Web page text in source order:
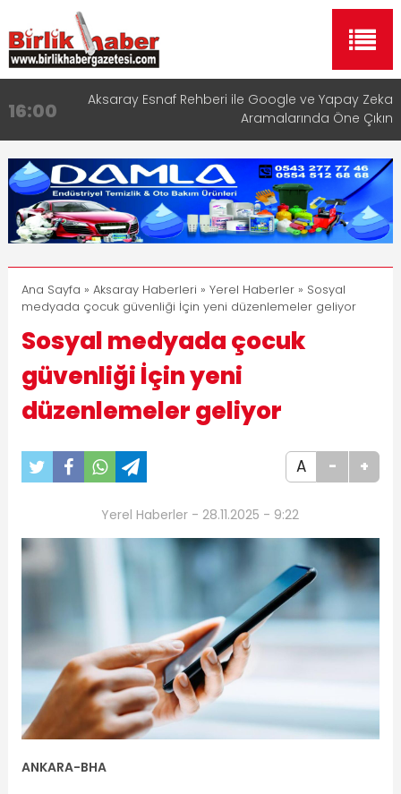
16:00
Aksaray Esnaf Rehberi ile Google ve Yapay Zeka
Aramalarında Öne Çıkın
8:23 Aksaray Esnaf Rehberi Hizmete Girdi
11:30
Birlikhaber.com Yayın Hayatına Başladı | Hızlı ve
Akıllı Haber Platformu
13:33 Taşımacılıkta Dijital Devrim: Rota Sepetim
17:15
Aksaray OSB Bölge Müdürü Makam Koltuğunu
Çocuklara Bıraktı
Ana Sayfa » Aksaray Haberleri » Yerel Haberler» Sosyal
medyada çocuk güvenliği İçin yeni düzenlemeler geliyor
Sosyal medyada çocuk
güvenliği İçin yeni
düzenlemeler geliyor
A - +
Yerel Haberler - 28.11.2025 - 9:22
ANKARA-BHA